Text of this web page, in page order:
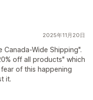
2025年11月20日
Canada-Wide Shipping".
off all products" which
of this happening
it.